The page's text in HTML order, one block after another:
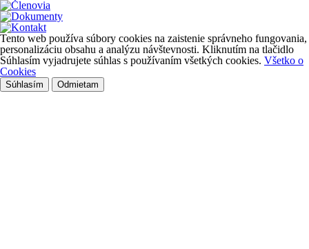
Tento web používa súbory cookies na zaistenie správneho fungovania,
personalizáciu obsahu a analýzu návštevnosti. Kliknutím na tlačidlo
Súhlasím vyjadrujete súhlas s používaním všetkých cookies. Všetko o
Cookies
Súhlasím Odmietam